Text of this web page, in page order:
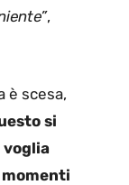
,
è scesa,
si
voglia